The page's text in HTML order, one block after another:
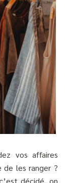
vos affaires
de les ranger ?
décidé, on